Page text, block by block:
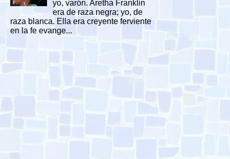
yo, varón. Aretha Franklin
era de raza negra; yo, de
raza blanca. Ella era creyente ferviente
en la fe evange...